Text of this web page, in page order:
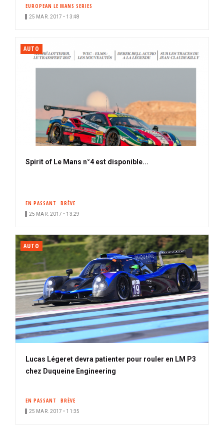
EUROPEAN LE MANS SERIES
25 MAR. 2017 • 13:48
AUTO
Spirit of Le Mans n°4 est disponible...
EN PASSANT BRÈVE
25 MAR. 2017 • 13:29
AUTO
Lucas Légeret devra patienter pour rouler en LM P3
chez Duqueine Engineering
EN PASSANT BRÈVE
25 MAR. 2017 • 11:35